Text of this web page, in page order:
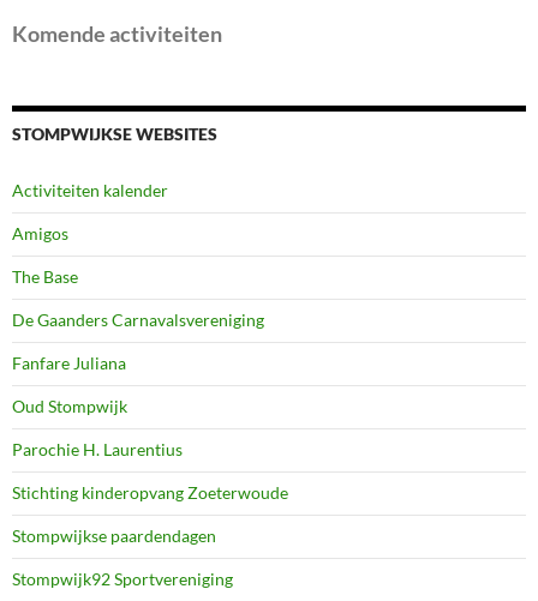
Komende activiteiten
STOMPWIJKSE WEBSITES
Activiteiten kalender
Amigos
The Base
De Gaanders Carnavalsvereniging
Fanfare Juliana
Oud Stompwijk
Parochie H. Laurentius
Stichting kinderopvang Zoeterwoude
Stompwijkse paardendagen
Stompwijk92 Sportvereniging